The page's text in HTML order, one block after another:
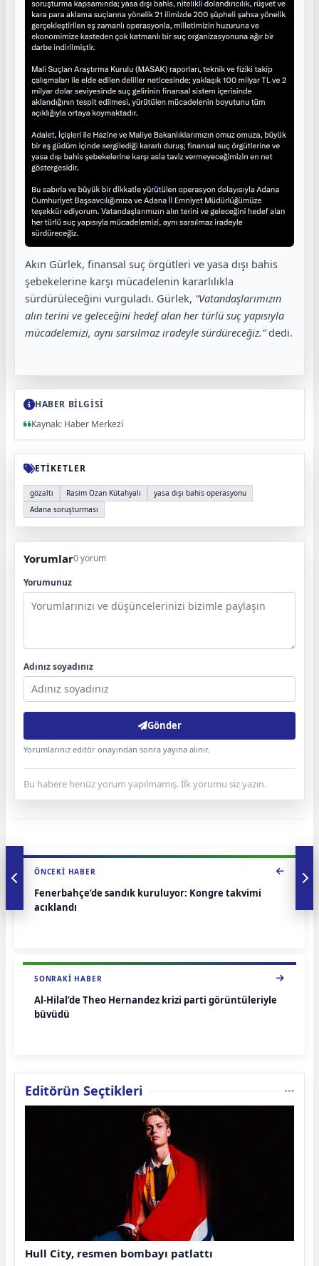
Akın Gürlek, finansal suç örgütleri ve yasa dışı bahis
şebekelerine karşı mücadelenin kararlılıkla
sürdürüleceğini vurguladı. Gürlek, “Vatandaşlarımızın
alın terini ve geleceğini hedef alan her türlü suç yapısıyla
mücadelemizi, aynı sarsılmaz iradeyle sürdüreceğiz.”dedi.
HABER BİLGİSİ
Kaynak: Haber Merkezi
ETİKETLER
gözaltı Rasim Ozan Kütahyalı
yasa dışı bahis operasyonu
Adana soruşturması
Yorumlar0 yorum
Yorumunuz
Adınız soyadınız
Gönder
Yorumlarınız editör onayından sonra yayına alınır.
Bu habere henüz yorum yapılmamış. İlk yorumu siz yazın.
ÖNCEKI HABER
Fenerbahçe’de sandık kuruluyor: Kongre takvimi
açıklandı
SONRAKI HABER
Al-Hilal’de Theo Hernandez krizi parti görüntüleriyle
büyüdü
Editörün Seçtikleri
Hull City, resmen bombayı patlattı